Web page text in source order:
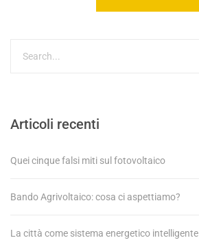
Articoli recenti
Quei cinque falsi miti sul fotovoltaico
Bando Agrivoltaico: cosa ci aspettiamo?
La città come sistema energetico intelligente